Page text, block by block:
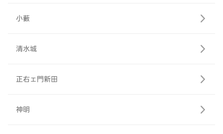
小藪
清水城
正右ェ門新田
神明